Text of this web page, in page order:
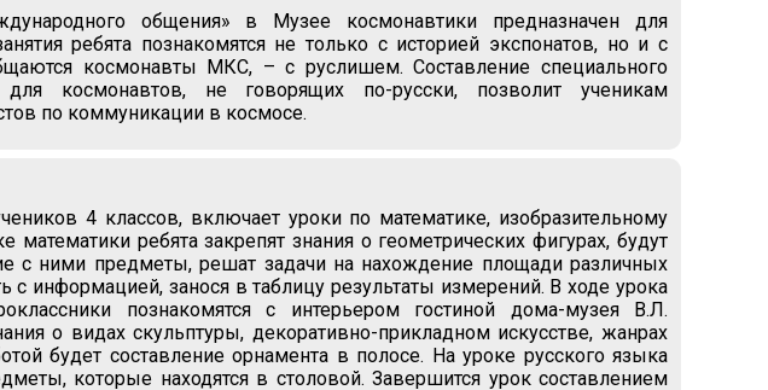
общения» в Музее космонавтики предназначен для
ребята познакомятся не только с историей экспонатов, но и с
космонавты МКС, – с руслишем. Составление специального
космонавтов, не говорящих по-русски, позволит ученикам
по коммуникации в космосе.
4 классов, включает уроки по математике, изобразительному
математики ребята закрепят знания о геометрических фигурах, будут
с ними предметы, решат задачи на нахождение площади различных
с информацией, занося в таблицу результаты измерений. В ходе урока
познакомятся с интерьером гостиной дома-музея В.Л.
о видах скульптуры, декоративно-прикладном искусстве, жанрах
будет составление орнамента в полосе. На уроке русского языка
которые находятся в столовой. Завершится урок составлением